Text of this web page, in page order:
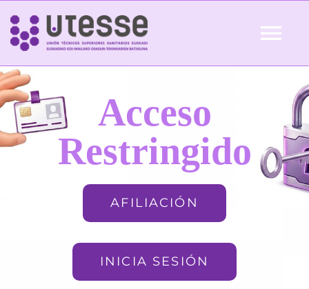
Skip
content
Inicio
QUIÉNES SOMOS Acceso
Restringido
AFILIACIÓN
INICIA SESIÓN